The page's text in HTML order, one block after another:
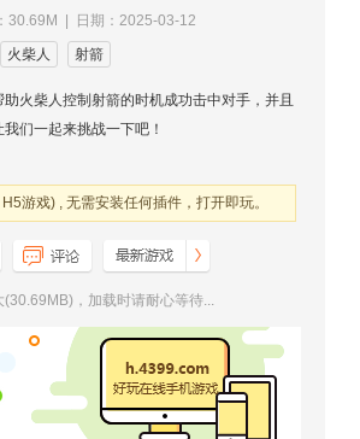
30.69M | 日期：2025-03-12
火柴人 射箭
火柴人控制射箭的时机成功击中对手，并且
们一起来挑战一下吧！
H5游戏) , 无需安装任何插件，打开即玩。
，加载时请耐心等待...